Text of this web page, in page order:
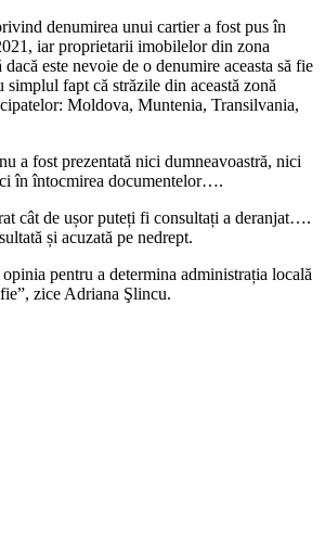
denumirea unui cartier a fost pus în
iar proprietarii imobilelor din zona
este nevoie de o denumire aceasta să fie
fapt că străzile din această zonă
Moldova, Muntenia, Transilvania,
a fost prezentată nici dumneavoastră, nici
în întocmirea documentelor….
cât de ușor puteți fi consultați a deranjat….
și acuzată pe nedrept.
pentru a determina administrația locală
zice Adriana Şlincu.